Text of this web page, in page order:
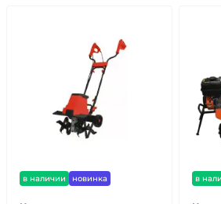
в наличии новинка в